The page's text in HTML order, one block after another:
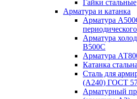
Гайки стальные
Арматура и катанка
Арматура
Арматура
В500С
Арматура
Катанка
Сталь для
(А240) ГОСТ
Арматурный